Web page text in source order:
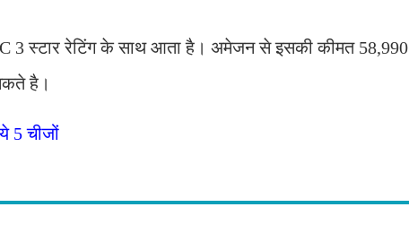
3 स्टार रेटिंग के साथ आता है। अमेजन से इसकी कीमत
है।
5 चीजों